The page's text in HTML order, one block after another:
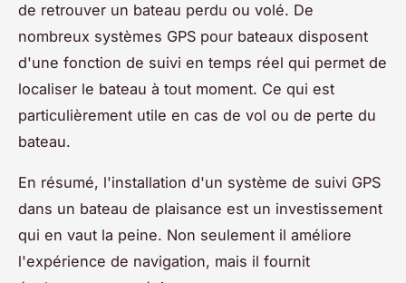
de retrouver un bateau perdu ou volé. De
nombreux systèmes GPS pour bateaux disposent
d'une fonction de suivi en temps réel qui permet de
localiser le bateau à tout moment. Ce qui est
particulièrement utile en cas de vol ou de perte du
bateau.
En résumé, l'installation d'un système de suivi GPS
dans un bateau de plaisance est un investissement
qui en vaut la peine. Non seulement il améliore
l'expérience de navigation, mais il fournit